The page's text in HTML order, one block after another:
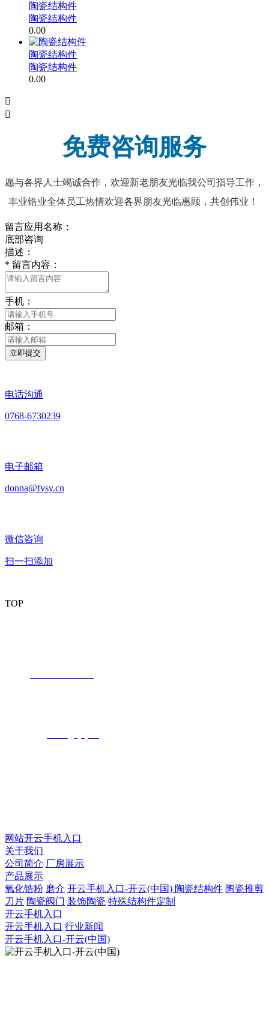
陶瓷结构件
陶瓷结构件
0.00
陶瓷结构件
陶瓷结构件
0.00


免费咨询服务
愿与各界人士竭诚合作，欢迎新老朋友光临我公司指导工作，
丰业锆业全体员工热情欢迎各界朋友光临惠顾，共创伟业！
留言应用名称：
底部咨询
描述：
* 留言内容：
手机：
邮箱：
立即提交
电话沟通
0768-6730239
电子邮箱
donna@fysy.cn
微信咨询
扫一扫添加
TOP
网站开云手机入口
关于我们
公司简介 厂房展示
产品展示
氧化锆粉 磨介 开云手机入口-开云(中国) 陶瓷结构件 陶瓷推剪
刀片 陶瓷阀门 装饰陶瓷 特殊结构件定制
开云手机入口
开云手机入口 行业新闻
开云手机入口-开云(中国)